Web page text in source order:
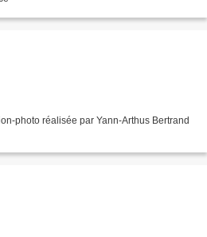
photo réalisée par Yann-Arthus Bertrand